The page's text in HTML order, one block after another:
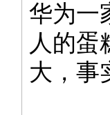
华为一
人的蛋
大，事